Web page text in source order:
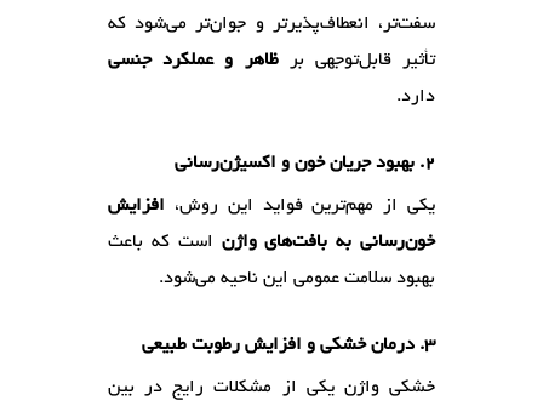
سفت‌تر، انعطاف‌پذیرتر و جوان‌تر می‌شود که
تأثیر قابل‌توجهی برظاهر و عملکرد جنسی
دارد.
2. بهبود جریان خون و اکسیژن‌رسانی
یکی از مهم‌ترین فواید این روش، افزایش
خون‌رسانی به بافت‌های واژن است که باعث
بهبود سلامت عمومی این ناحیه می‌شود.
3. درمان خشکی و افزایش رطوبت طبیعی
خشکی واژن یکی از مشکلات رایج در بین